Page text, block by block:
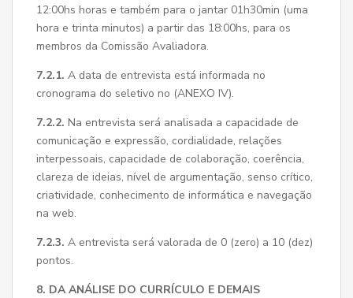
12:00hs horas e também para o jantar 01h30min (uma
hora e trinta minutos) a partir das 18:00hs, para os
membros da Comissão Avaliadora.
7.2.1. A data de entrevista está informada no
cronograma do seletivo no (ANEXO IV).
7.2.2. Na entrevista será analisada a capacidade de
comunicação e expressão, cordialidade, relações
interpessoais, capacidade de colaboração, coerência,
clareza de ideias, nível de argumentação, senso crítico,
criatividade, conhecimento de informática e navegação
na web.
7.2.3. A entrevista será valorada de 0 (zero) a 10 (dez)
pontos.
8. DA ANÁLISE DO CURRÍCULO E DEMAIS